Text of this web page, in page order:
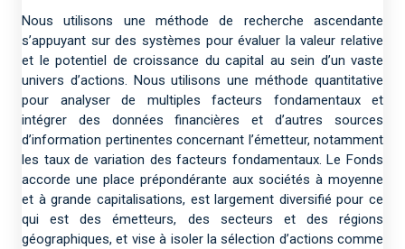
Nous utilisons une méthode de recherche ascendante
s’appuyant sur des systèmes pour évaluer la valeur relative
et le potentiel de croissance du capital au sein d’un vaste
univers d’actions. Nous utilisons une méthode quantitative
pour analyser de multiples facteurs fondamentaux et
intégrer des données financières et d’autres sources
d’information pertinentes concernant l’émetteur, notamment
les taux de variation des facteurs fondamentaux. Le Fonds
accorde une place prépondérante aux sociétés à moyenne
et à grande capitalisations, est largement diversifié pour ce
qui est des émetteurs, des secteurs et des régions
géographiques, et vise à isoler la sélection d’actions comme